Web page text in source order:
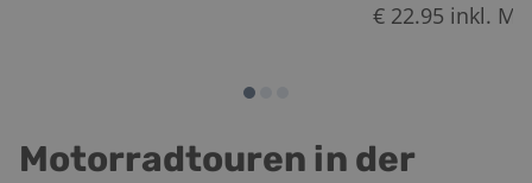
€ 22.95 inkl.
Motorradtouren in der